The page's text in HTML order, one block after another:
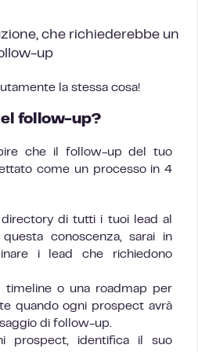
che richiederebbe un
up
la stessa cosa!
follow-up?
che il follow-up del tuo
come un processo in 4
di tutti i tuoi lead al
conoscenza, sarai in
i lead che richiedono
timeline o una roadmap per
quando ogni prospect avrà
di follow-up.
prospect, identifica il suo